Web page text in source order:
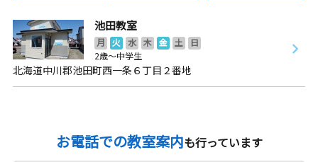
池田教室
月 火 水 木 金 土
日
2歳～中学生
北海道中川郡池田町西一条６丁目２番地
お電話での教室案内も行っています